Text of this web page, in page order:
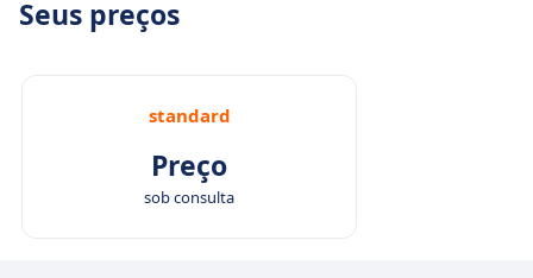
Seus preços
standard
Preço
sob consulta